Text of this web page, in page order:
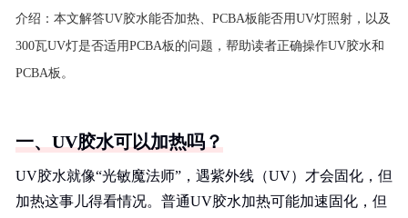
介绍： 本文解答UV胶水能否加热、PCBA板能否用UV灯照射，以及
300瓦UV灯是否适用PCBA板的问题，帮助读者正确操作UV胶水和
PCBA板。
一、UV胶水可以加热吗？
UV胶水就像“光敏魔法师”，遇紫外线（UV）才会固化，但
加热这事儿得看情况。普通UV胶水加热可能加速固化，但